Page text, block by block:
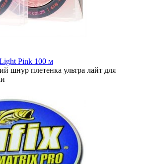
Pink 100 м
шнур плетенка ультра лайт для